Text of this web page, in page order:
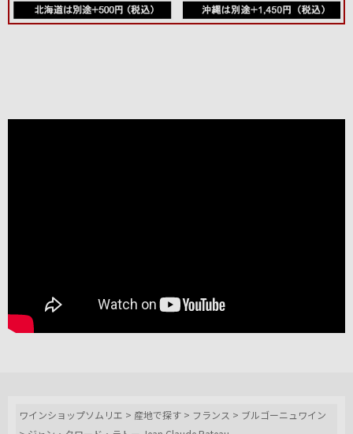
ワインショップソムリエ > 産地で探す > フランス > ブルゴーニュワイン